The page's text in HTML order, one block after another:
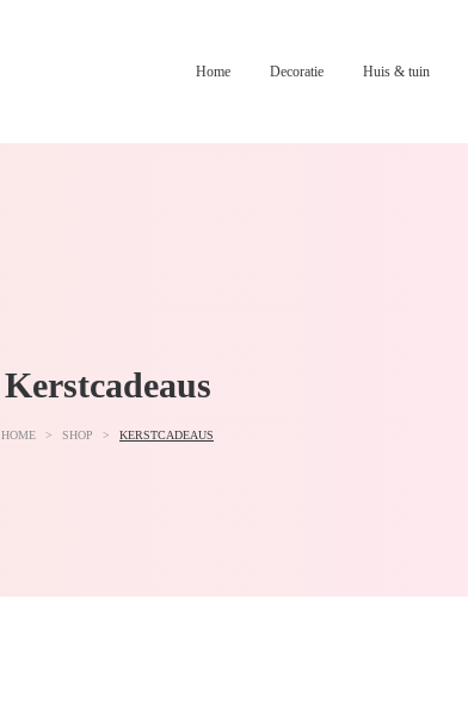
Home Decoratie Huis & tuin
Kerstcadeaus
HOME > SHOP > KERSTCADEAUS